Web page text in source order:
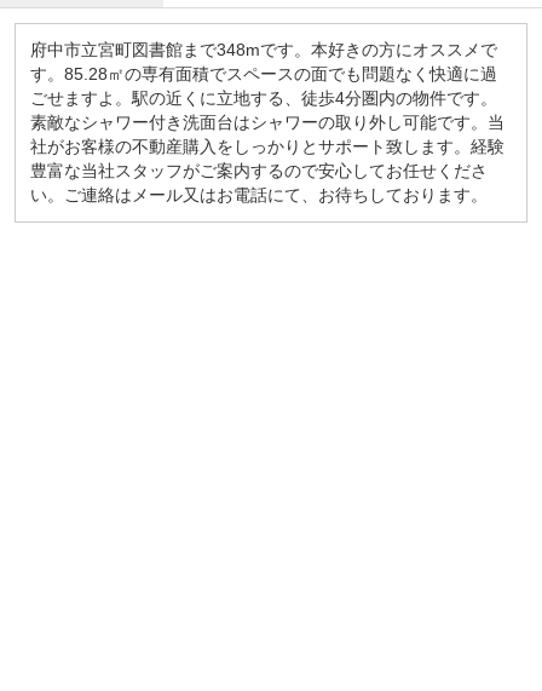
府中市立宮町図書館まで348mです。本好きの方にオススメで
す。85.28㎡の専有面積でスペースの面でも問題なく快適に過
ごせますよ。駅の近くに立地する、徒歩4分圏内の物件です。
素敵なシャワー付き洗面台はシャワーの取り外し可能です。当
社がお客様の不動産購入をしっかりとサポート致します。経験
豊富な当社スタッフがご案内するので安心してお任せくださ
い。ご連絡はメール又はお電話にて、お待ちしております。